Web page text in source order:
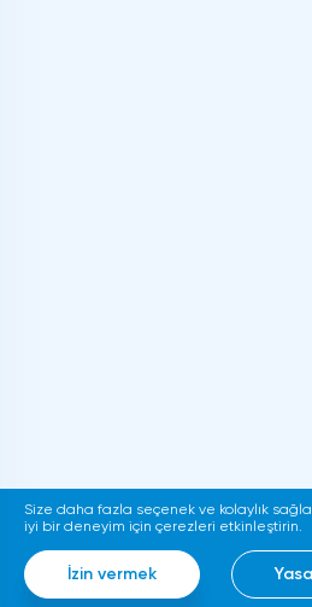
Size daha fazla seçenek ve kolaylık
iyi bir deneyim için çerezleri etkinleştirin.
İzin vermek